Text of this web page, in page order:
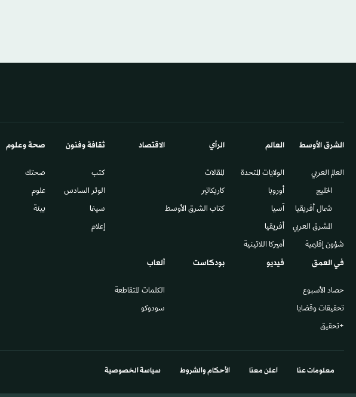
الشرق الأوسط​
العالم العربي
الخليج
شمال أفريقيا
المشرق العربي
شؤون إقليمية
العالم
الولايات المتحدة
أوروبا
آسيا
أفريقيا
أميركا اللاتينية
الرأي
المقالات
كاريكاتير
كتاب الشرق الأوسط
الاقتصاد ثقافة وفنون
كتب
الوتر السادس​
سينما
إعلام
صحة وعلوم
صحتك
علوم
بيئة
في العمق
حصاد الأسبوع
تحقيقات وقضايا
+تحقيق
فيديو بودكاست ألعاب
الكلمات المتقاطعة
سودوكو
معلومات عنا اعلن معنا الأحكام والشروط سياسة الخصوصية